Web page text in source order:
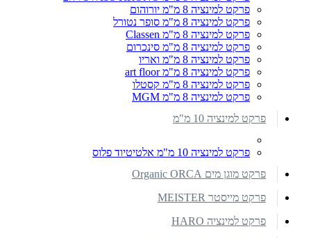
פרקט למינציה 8 מ"מ יורוהום
פרקט למינציה 8 מ"מ סופר נטורל
פרקט למינציה 8 מ"מ Classen
פרקט למינציה 8 מ"מ סינכרום
פרקט למינציה 8 מ"מ ואריו
פרקט למינציה 8 מ"מ art floor
פרקט למינציה 8 מ"מ קסטלו
פרקט למינציה 8 מ"מ MGM
פרקט למינציה 10 מ"מ
פרקט למינציה 10 מ"מ אלטיטיוד פלוס
פרקט מוגן מים Organic ORCA
פרקט מייסטר MEISTER
פרקט למינציה HARO